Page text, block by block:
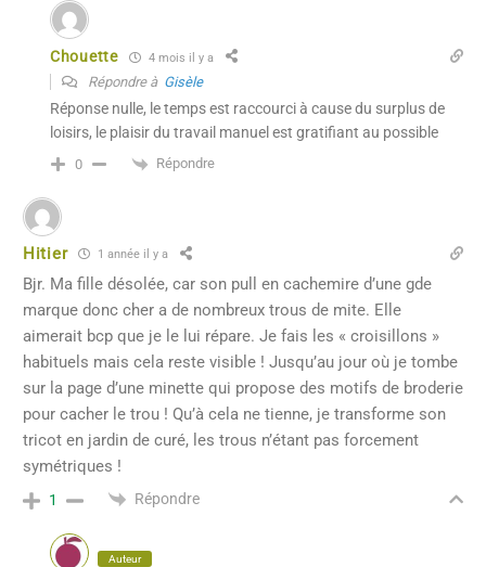
Chouette 4 mois il y a
Répondre à Gisèle
Réponse nulle, le temps est raccourci à cause du surplus de
loisirs, le plaisir du travail manuel est gratifiant au possible
0 Répondre
Hitier 1 année il y a
Bjr. Ma fille désolée, car son pull en cachemire d’une gde
marque donc cher a de nombreux trous de mite. Elle
aimerait bcp que je le lui répare. Je fais les « croisillons »
habituels mais cela reste visible ! Jusqu’au jour où je tombe
sur la page d’une minette qui propose des motifs de broderie
pour cacher le trou ! Qu’à cela ne tienne, je transforme son
tricot en jardin de curé, les trous n’étant pas forcement
symétriques !
1 Répondre
Auteur